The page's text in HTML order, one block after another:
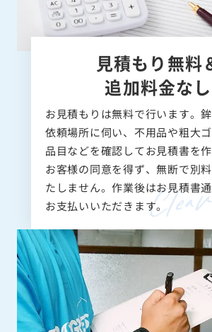
見積もり無料
追加料金なし
お見積もりは無料で行います。
依頼場所に伺い、不用品や粗大
品目などを確認してお見積書を作
お客様の同意を得ず、無断で別
たしません。作業後はお見積書
お支払いいただきます。